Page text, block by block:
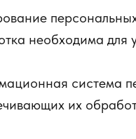
необходима для
система
их